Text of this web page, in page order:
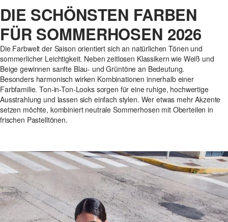
DIE SCHÖNSTEN FARBEN
FÜR SOMMERHOSEN 2026
Die Farbwelt der Saison orientiert sich an natürlichen Tönen und
sommerlicher Leichtigkeit. Neben zeitlosen Klassikern wie Weiß und
Beige gewinnen sanfte Blau- und Grüntöne an Bedeutung.
Besonders harmonisch wirken Kombinationen innerhalb einer
Farbfamilie. Ton-in-Ton-Looks sorgen für eine ruhige, hochwertige
Ausstrahlung und lassen sich einfach stylen. Wer etwas mehr Akzente
setzen möchte, kombiniert neutrale Sommerhosen mit Oberteilen in
frischen Pastelltönen.